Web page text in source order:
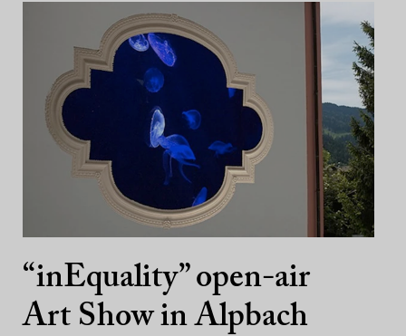
“inEquality” open-air
Art Show in Alpbach